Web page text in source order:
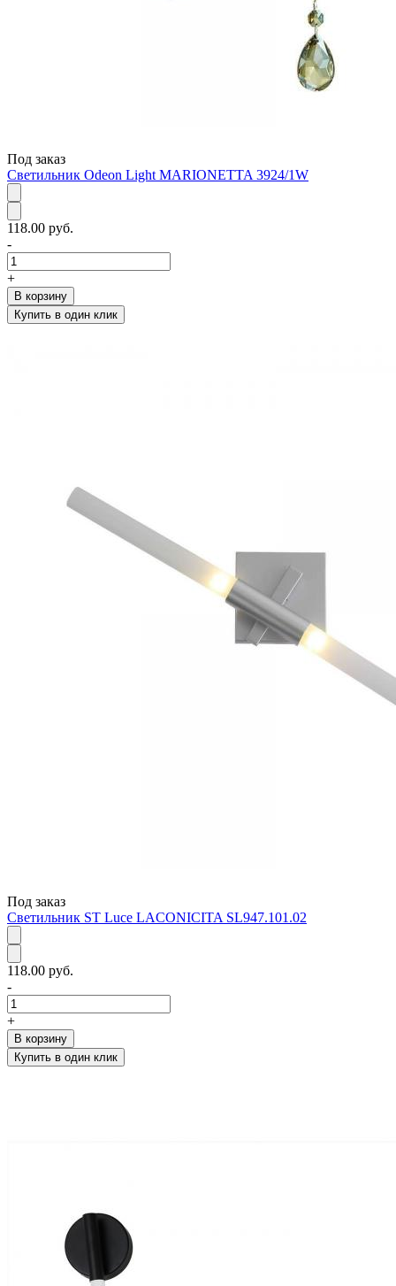
Под заказ
Светильник Odeon Light MARIONETTA 3924/1W
118.00 руб.
-
+
В корзину
Купить в один клик
Под заказ
Светильник ST Luce LACONICITA SL947.101.02
118.00 руб.
-
+
В корзину
Купить в один клик